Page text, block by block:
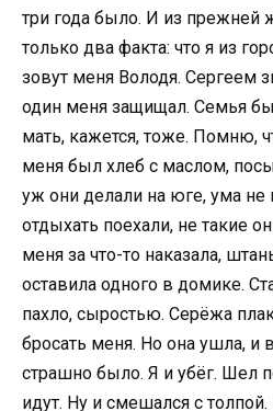
три года было. И из прежней
только два факта: что я из
зовут меня Володя. Сергеем
один меня защищал. Семья
мать, кажется, тоже. Помню,
меня был хлеб с маслом,
уж они делали на юге, ума не
отдыхать поехали, не такие
меня за что-то наказала,
оставила одного в домике.
пахло, сыростью. Серёжа
бросать меня. Но она ушла, и
страшно было. Я и убёг. Шел
идут. Ну и смешался с толпой.